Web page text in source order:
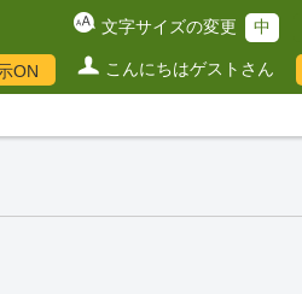
文字サイズの変更 中
ON こんにちはゲストさん